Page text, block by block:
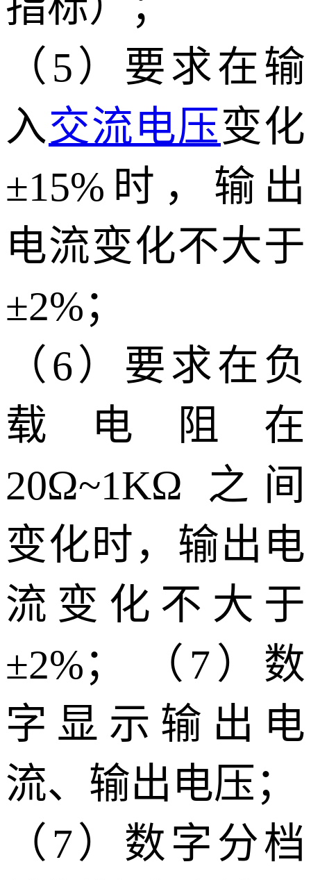
（5）要求在输
入交流电压变化
±15%时，输出
电流变化不大于
±2%；
（6）要求在负
载电阻在
20Ω~1KΩ 之间
变化时，输出电
流变化不大于
±2%； （7）数
字显示输出电
流、输出电压；
（7）数字分档